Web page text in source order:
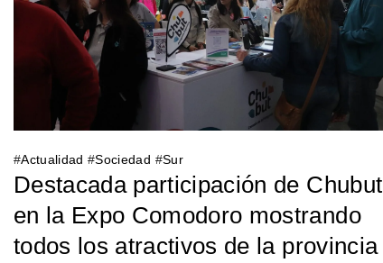
#Actualidad #Sociedad #Sur
Destacada participación de Chubut
en la Expo Comodoro mostrando
todos los atractivos de la provincia